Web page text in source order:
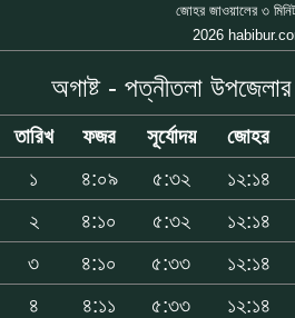
জোহর জাওয়ালের ৩
2026
অগাষ্ট - পত্নীতলা
তারিখ ফজর সূর্যোদয় জোহর
১
৪:০৯ ৫:৩২ ১২:১৪
২
৪:১০ ৫:৩২ ১২:১৪
৩
৪:১০ ৫:৩৩ ১২:১৪
৪
৪:১১ ৫:৩৩ ১২:১৪